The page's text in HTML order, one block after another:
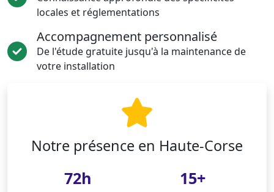
locales et réglementations
Accompagnement personnalisé
De l'étude gratuite jusqu'à la maintenance de
votre installation
Notre présence en Haute-Corse
72h 15+